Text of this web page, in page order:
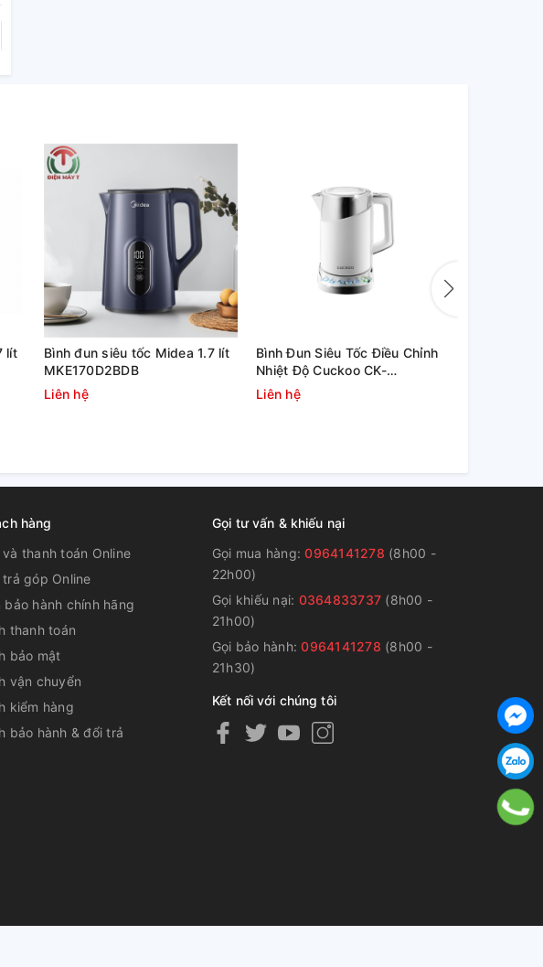
lít
Bình đun siêu tốc Midea 1.7 lít
MKE170D2BDB
Liên hệ
Bình Đun Siêu Tốc Điều Chỉnh
Nhiệt Độ Cuckoo CK-
A170T/WHVNCV – 1.7 Lít
Liên hệ
hàng
thanh toán Online
trả góp Online
bảo hành chính hãng
thanh toán
bảo mật
vận chuyển
kiểm hàng
bảo hành & đổi trả
Gọi tư vấn & khiếu nại
Gọi mua hàng:0964141278 (8h00 -
22h00)
Gọi khiếu nại: 0364833737 (8h00 -
21h00)
Gọi bảo hành:0964141278 (8h00 -
21h30)
Kết nối với chúng tôi